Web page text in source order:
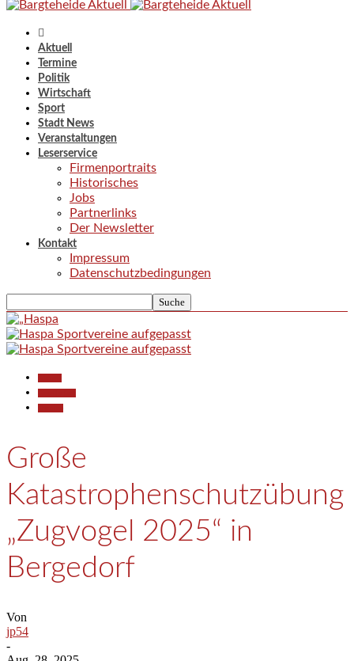
Aktuell
Termine
Politik
Wirtschaft
Sport
Stadt News
Veranstaltungen
Leserservice
Firmenportraits
Historisches
Jobs
Partnerlinks
Der Newsletter
Kontakt
Impressum
Datenschutzbedingungen
Große
Katastrophenschutzübung
„Zugvogel 2025“ in
Bergedorf
Von
jp54
-